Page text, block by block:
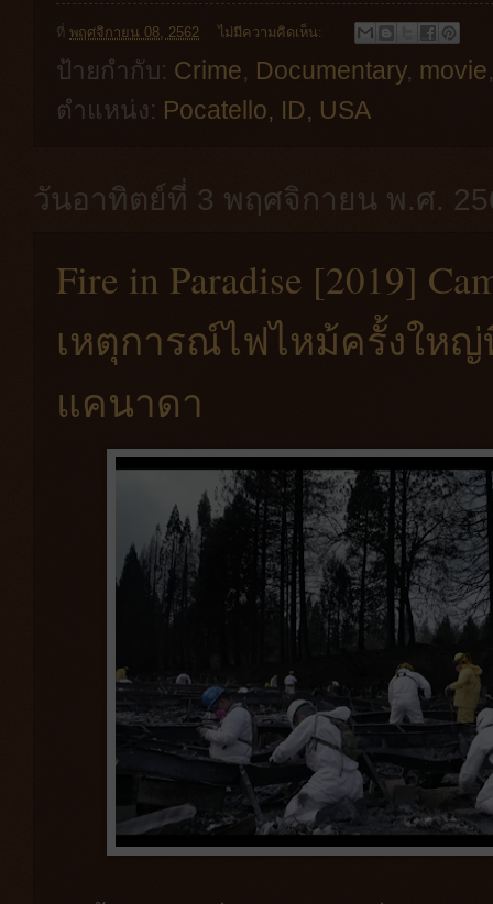
ที่ พฤศจิกายน 08, 2562 ไม่มีความคิดเห็น:
ป้ายกำกับ: Crime, Documentary, movie
ตำแหน่ง: Pocatello, ID, USA
วันอาทิตย์ที่ 3 พฤศจิกายน พ.ศ.
Fire in Paradise [2019]
เหตุการณ์ไฟไหม้ครั้งให
แคนาดา